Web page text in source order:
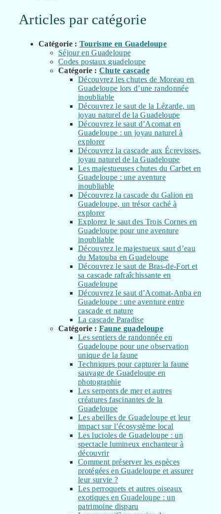
Articles par catégorie
Catégorie : Tourisme en Guadeloupe
Séjour en Guadeloupe
Codes postaux guadeloupe
Catégorie : Chute cascade
Découvrez les chutes de Moreau en
Guadeloupe lors d’une randonnée
inoubliable
Découvrez le saut de la Lézarde, un
joyau naturel de la Guadeloupe
Découvrez le saut d’Acomat en
Guadeloupe : un joyau naturel à
explorer
Découvrez la cascade aux Écrevisses,
joyau naturel de la Guadeloupe
Les majestueuses chutes du Carbet en
Guadeloupe : une aventure
inoubliable
Découvrez la cascade du Galion en
Guadeloupe, un trésor caché à
explorer
Explorez le saut des Trois Cornes en
Guadeloupe pour une aventure
inoubliable
Découvrez le majestueux saut d’eau
du Matouba en Guadeloupe
Découvrez le saut de Bras-de-Fort et
sa cascade rafraîchissante en
Guadeloupe
Découvrez le saut d’Acomat-Anba en
Guadeloupe : une aventure entre
cascade et nature
La cascade Paradise
Catégorie : Faune guadeloupe
Les sentiers de randonnée en
Guadeloupe pour une observation
unique de la faune
Techniques pour capturer la faune
sauvage de Guadeloupe en
photographie
Les serpents de mer et autres
créatures fascinantes de la
Guadeloupe
Les abeilles de Guadeloupe et leur
impact sur l’écosystème local
Les lucioles de Guadeloupe : un
spectacle lumineux enchanteur à
découvrir
Comment préserver les espèces
protégées en Guadeloupe et assurer
leur survie ?
Les perroquets et autres oiseaux
exotiques en Guadeloupe : un
patrimoine disparu